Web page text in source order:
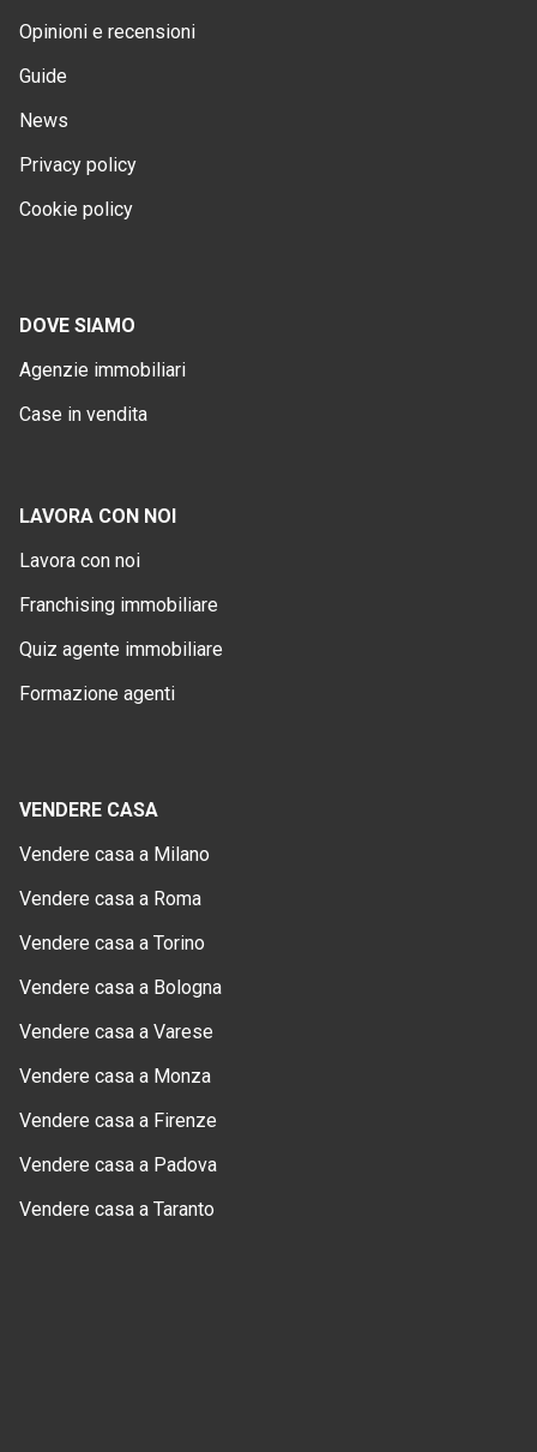
Opinioni e recensioni
Guide
News
Privacy policy
Cookie policy
DOVE SIAMO
Agenzie immobiliari
Case in vendita
LAVORA CON NOI
Lavora con noi
Franchising immobiliare
Quiz agente immobiliare
Formazione agenti
VENDERE CASA
Vendere casa a Milano
Vendere casa a Roma
Vendere casa a Torino
Vendere casa a Bologna
Vendere casa a Varese
Vendere casa a Monza
Vendere casa a Firenze
Vendere casa a Padova
Vendere casa a Taranto